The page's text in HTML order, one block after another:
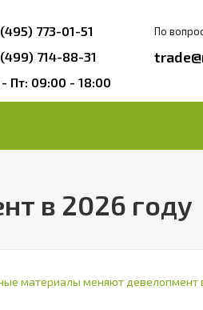
773-01-51
714-88-31
Пт: 09:00 - 18:00
По
в 2026 году